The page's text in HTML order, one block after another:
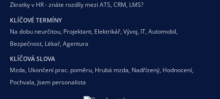
Zkratky v HR - znáte rozdíly mezi ATS, CRM, LMS?
KLÍČOVÉ TERMÍNY
Na dobu neurčitou, Projektant, Elektrikář, Vývoj, IT, Automobil,
Bezpečnost, Lékař, Agentura
KLÍČOVÁ SLOVA
Mzda, Ukončení prac. poměru, Hrubá mzda, Nadřízený, Hodnocení,
Pochvala, Jsem personalista